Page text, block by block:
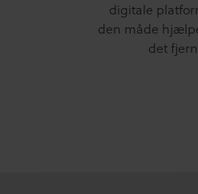
digitale
den måde
det